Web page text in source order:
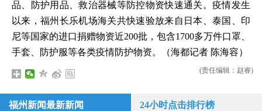
品、防护用品、救治器械等防控物资快速通关。疫情发生
以来，福州长乐机场海关共快速验放来自日本、泰国、印
尼等国家的进口捐赠物资近200批，包含1700多万件口罩、
手套、防护服等各类疫情防护物资。（海都记者 陈海容）
(责任编辑：赵睿)
福州新闻最新新闻 24小时点击排行榜